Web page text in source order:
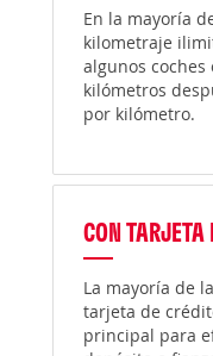
En la mayoría
kilometraje
algunos
kilómetros
por kilómetro.
CON TARJETA
La mayoría de
tarjeta de
principal para